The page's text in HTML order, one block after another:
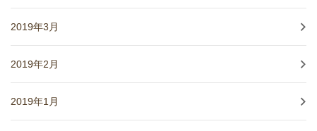
2019年3月
2019年2月
2019年1月